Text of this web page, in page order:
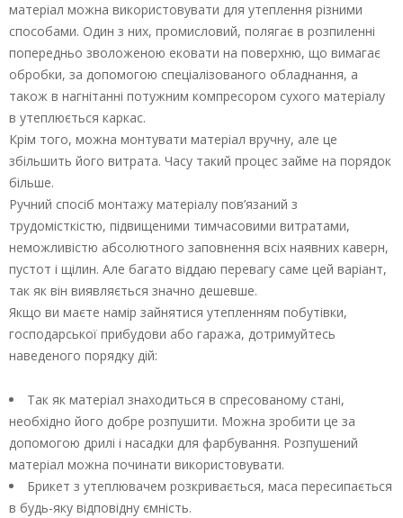
матеріал можна використовувати для утеплення різними
способами. Один з них, промисловий, полягає в розпиленні
попередньо зволоженою ековати на поверхню, що вимагає
обробки, за допомогою спеціалізованого обладнання, а
також в нагнітанні потужним компресором сухого матеріалу
в утеплюється каркас.
Крім того, можна монтувати матеріал вручну, але це
збільшить його витрата. Часу такий процес займе на порядок
більше.
Ручний спосіб монтажу матеріалу пов’язаний з
трудомісткістю, підвищеними тимчасовими витратами,
неможливістю абсолютного заповнення всіх наявних каверн,
пустот і щілин. Але багато віддаю перевагу саме цей варіант,
так як він виявляється значно дешевше.
Якщо ви маєте намір зайнятися утепленням побутівки,
господарської прибудови або гаража, дотримуйтесь
наведеного порядку дій:
Так як матеріал знаходиться в спресованому стані,
необхідно його добре розпушити. Можна зробити це за
допомогою дрилі і насадки для фарбування. Розпушений
матеріал можна починати використовувати.
Брикет з утеплювачем розкривається, маса пересипається
в будь-яку відповідну ємність.